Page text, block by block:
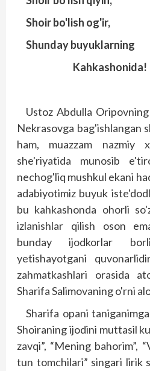
Shoir bo'lish og'ir,
Shunday buyuklarning
Kahkashonida!
Ustoz Abdulla
Nekrasovga bag'ishlangan
ham, muazzam nazmiy
she'riyatida munosib
nechog'liq mushkul ekani
adabiyotimiz buyuk
bu kahkashonda ohorli
izlanish­lar qilish oson
bunday ijodkorlar
yetishayotgani
zahmatkashlari orasida
Sharifa Salimovaning o'rni
Sharifa opani
Shoiraning ijodini muttasil
zavqi”, “Mening bahorim”,
tun tomchilari” singari lirik